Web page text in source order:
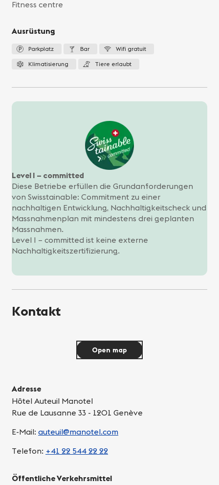
Fitness centre
Ausrüstung
Parkplatz Bar Wifi gratuit
Klimatisierung Tiere erlaubt
Level I – committed
Diese Betriebe erfüllen die Grundanforderungen
von Swisstainable: Commitment zu einer
nachhaltigen Entwicklung, Nachhaltigkeitscheck und
Massnahmenplan mit mindestens drei geplanten
Massnahmen.
Level I – committed ist keine externe
Nachhaltigkeitszertifizierung.
Kontakt
Adresse
Hôtel Auteuil Manotel
Rue de Lausanne 33 - 1201 Genève
E-Mail: auteuil@manotel.com
Telefon: +41 22 544 22 22
Öffentliche Verkehrsmittel
Open map